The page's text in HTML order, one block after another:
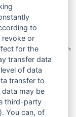
Unternehmer
§14 BGB,
oder rechtsfähige
eines
oder
Wir schließen
to
revoke or
for the
transfer data
of data
transfer to
may be
third-party
You can, of